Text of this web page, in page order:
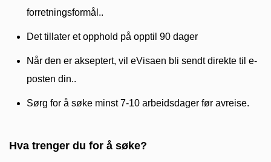
forretningsformål..
Det tillater et opphold på opptil 90 dager
Når den er akseptert, vil eVisaen bli sendt direkte til e-
posten din..
Sørg for å søke minst 7-10 arbeidsdager før avreise.
Hva trenger du for å søke?